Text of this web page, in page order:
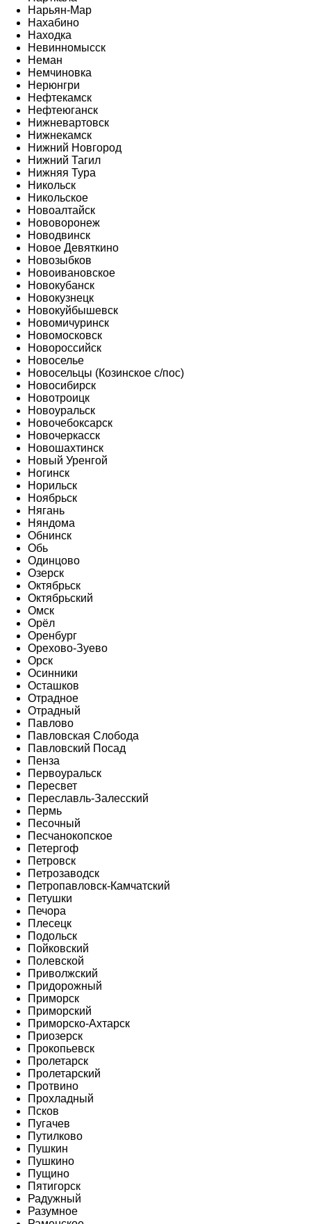
Нарьян-Мар
Нахабино
Находка
Невинномысск
Неман
Немчиновка
Нерюнгри
Нефтекамск
Нефтеюганск
Нижневартовск
Нижнекамск
Нижний Новгород
Нижний Тагил
Нижняя Тура
Никольск
Никольское
Новоалтайск
Нововоронеж
Новодвинск
Новое Девяткино
Новозыбков
Новоивановское
Новокубанск
Новокузнецк
Новокуйбышевск
Новомичуринск
Новомосковск
Новороссийск
Новоселье
Новосельцы (Козинское с/пос)
Новосибирск
Новотроицк
Новоуральск
Новочебоксарск
Новочеркасск
Новошахтинск
Новый Уренгой
Ногинск
Норильск
Ноябрьск
Нягань
Няндома
Обнинск
Обь
Одинцово
Озерск
Октябрьск
Октябрьский
Омск
Орёл
Оренбург
Орехово-Зуево
Орск
Осинники
Осташков
Отрадное
Отрадный
Павлово
Павловская Слобода
Павловский Посад
Пенза
Первоуральск
Пересвет
Переславль-Залесский
Пермь
Песочный
Песчанокопское
Петергоф
Петровск
Петрозаводск
Петропавловск-Камчатский
Петушки
Печора
Плесецк
Подольск
Пойковский
Полевской
Приволжский
Придорожный
Приморск
Приморский
Приморско-Ахтарск
Приозерск
Прокопьевск
Пролетарск
Пролетарский
Протвино
Прохладный
Псков
Пугачев
Путилково
Пушкин
Пушкино
Пущино
Пятигорск
Радужный
Разумное